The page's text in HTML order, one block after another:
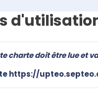
charte doit être lue et
https://